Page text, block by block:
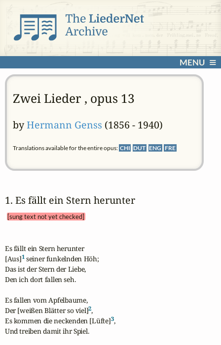
MENU
Zwei Lieder , opus 13
byHermann Genss (1856 - 1940)
Translations available for the entire opus: CHI DUT ENG FRE
1. Es fällt ein Stern herunter
[sung text not yet checked]
Es fällt ein Stern herunter
[Aus]1 seiner funkelnden Höh;
Das ist der Stern der Liebe,
Den ich dort fallen seh.
Es fallen vom Apfelbaume,
Der [weißen Blätter so viel]2,
Es kommen die neckenden [Lüfte]3,
Und treiben damit ihr Spiel.